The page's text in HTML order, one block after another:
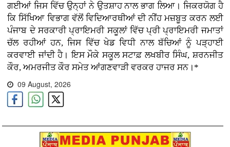
ਗਈਆਂ ਜਿਸ ਵਿੱਚ ਉਨ੍ਹਾਂ ਨੇ ਉਤਸ਼ਾਹ ਨਾਲ ਭਾਗ ਲਿਆ। ਜਿਕਰਯੋਗ ਹੈ
ਕਿ ਸਿੱਖਿਆ ਵਿਭਾਗ ਵੱਲੋਂ ਵਿਦਿਆਰਥੀਆਂ ਦੀ ਨੀਂਹ ਮਜ਼ਬੂਤ ਕਰਨ ਲਈ
ਪੰਜਾਬ ਦੇ ਸਰਕਾਰੀ ਪ੍ਰਾਇਮਰੀ ਸਕੂਲਾਂ ਵਿੱਚ ਪ੍ਰੀ ਪ੍ਰਾਇਮਰੀ ਜਮਾਤਾਂ
ਚੱਲ ਰਹੀਆਂ ਹਨ, ਜਿਸ ਵਿੱਚ ਖੇਡ ਵਿਧੀ ਨਾਲ ਬੱਚਿਆਂ ਨੂੰ ਪੜ੍ਹਾਈ
ਕਰਵਾਈ ਜਾਂਦੀ ਹੈ। ਇਸ ਮੌਕੇ ਸਕੂਲ ਸਟਾਫ਼ ਲਖਬੀਰ ਸਿੰਘ, ਸ਼ਰਨਜੀਤ
ਕੌਰ, ਅਮਰਜੀਤ ਕੌਰ ਸਮੇਤ ਆਂਗਣਵਾੜੀ ਵਰਕਰ ਹਾਜਰ ਸਨ।*
09 August, 2026